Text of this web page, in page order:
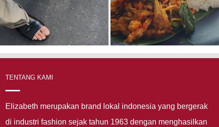
TENTANG KAMI
Elizabeth merupakan brand lokal indonesia yang bergerak
di industri fashion sejak tahun 1963 dengan menghasilkan